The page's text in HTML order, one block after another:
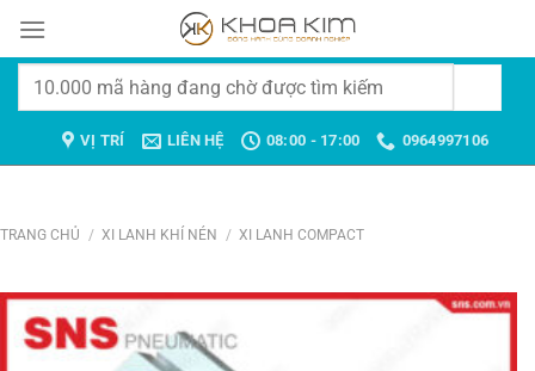
đến
Tìm
VỊ TRÍ LIÊN HỆ 08:00 - 17:00 0964997106
TRANG CHỦ / XI LANH KHÍ NÉN / XI LANH COMPACT